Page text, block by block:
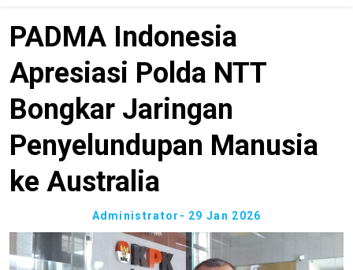
PADMA Indonesia
Apresiasi Polda NTT
Bongkar Jaringan
Penyelundupan Manusia
ke Australia
Administrator - 29 Jan 2026